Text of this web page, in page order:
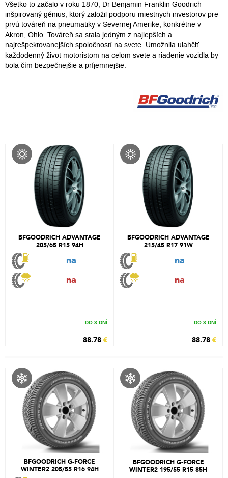
Všetko to začalo v roku 1870, Dr Benjamin Franklin Goodrich
inšpirovaný génius, ktorý založil podporu miestnych investorov pre
prvú továreň na pneumatiky v Severnej Amerike, konkrétne v
Akron, Ohio. Továreň sa stala jedným z najlepších a
najrešpektovanejších spoločností na svete. Umožnila ulahčiť
každodenný život motoristom na celom svete a riadenie vozidla by
bola čím bezpečnejšie a príjemnejšie.
BFGOODRICH ADVANTAGE
205/65 R15 94H
na
na
DO 3 DNÍ
88.78 €
BFGOODRICH ADVANTAGE
215/45 R17 91W
na
na
DO 3 DNÍ
88.78 €
BFGOODRICH G-FORCE
WINTER2 205/55 R16 94H
BFGOODRICH G-FORCE
WINTER2 195/55 R15 85H